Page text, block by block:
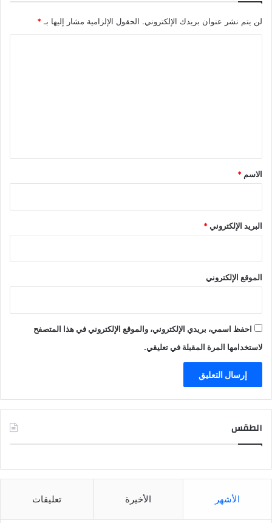
لن يتم نشر عنوان بريدك الإلكتروني. الحقول الإلزامية مشار إليها بـ*
*
الاسم *
البريد الإلكتروني*
الموقع الإلكتروني
احفظ اسمي، بريدي الإلكتروني، والموقع الإلكتروني في هذا المتصفح
لاستخدامها المرة المقبلة في تعليقي.
الطقس
الأشهر الأخيرة تعليقات